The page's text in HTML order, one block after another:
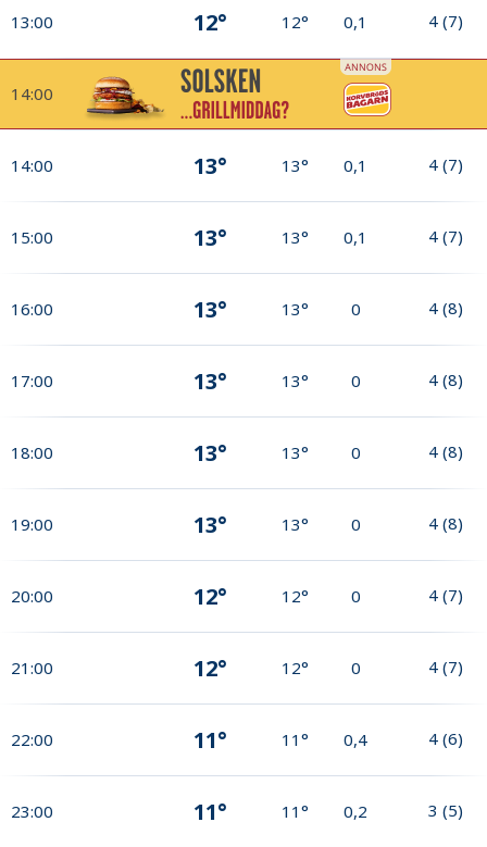
13:00 12° 12° 0,1 4 (7)
14:00
14:00 13° 13° 0,1 4 (7)
15:00 13° 13° 0,1 4 (7)
16:00 13° 13° 0 4 (8)
17:00 13° 13° 0 4 (8)
18:00 13° 13° 0 4 (8)
19:00 13° 13° 0 4 (8)
20:00 12° 12° 0 4 (7)
21:00 12° 12° 0 4 (7)
22:00 11° 11° 0,4 4 (6)
23:00 11° 11° 0,2 3 (5)